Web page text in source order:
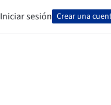
Iniciar sesión Crear una